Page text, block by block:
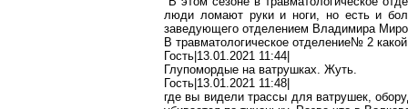
люди ломают руки и ноги, но есть и
заведующего отделением Владимира
В травматологическое отделение№ 2
Гость|13.01.2021 11:44|
Глупомордые на ватрушках. Жуть.
Гость|13.01.2021 11:48|
где вы видели трассы для ватрушек,